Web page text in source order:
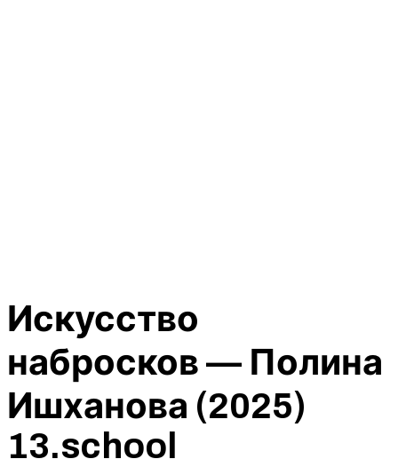
Искусство
набросков — Полина
Ишханова (2025)
13.school